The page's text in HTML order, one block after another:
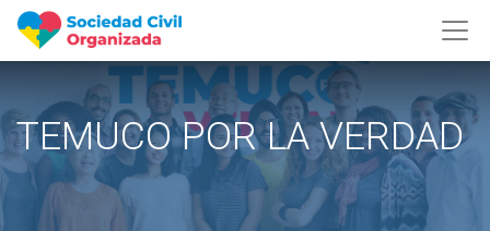
TEMUCO POR LA VERDAD